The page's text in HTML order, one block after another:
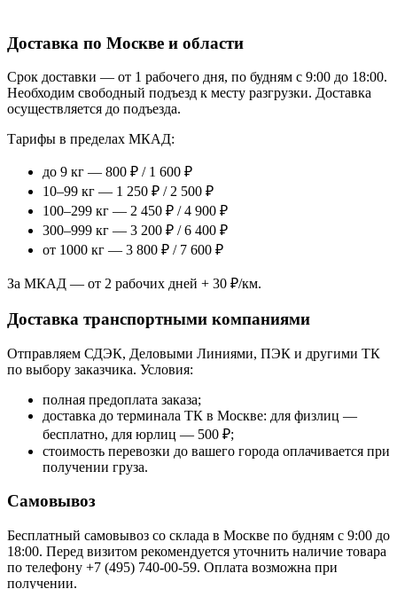
Доставка по Москве и области
Срок доставки — от 1 рабочего дня, по будням с 9:00 до 18:00.
Необходим свободный подъезд к месту разгрузки. Доставка
осуществляется до подъезда.
Тарифы в пределах МКАД:
до 9 кг — 800 ₽ / 1 600 ₽
10–99 кг — 1 250 ₽ / 2 500 ₽
100–299 кг — 2 450 ₽ / 4 900 ₽
300–999 кг — 3 200 ₽ / 6 400 ₽
от 1000 кг — 3 800 ₽ / 7 600 ₽
За МКАД — от 2 рабочих дней + 30 ₽/км.
Доставка транспортными компаниями
Отправляем СДЭК, Деловыми Линиями, ПЭК и другими ТК
по выбору заказчика. Условия:
полная предоплата заказа;
доставка до терминала ТК в Москве: для физлиц —
бесплатно, для юрлиц — 500 ₽;
стоимость перевозки до вашего города оплачивается при
получении груза.
Самовывоз
Бесплатный самовывоз со склада в Москве по будням с 9:00 до
18:00. Перед визитом рекомендуется уточнить наличие товара
по телефону +7 (495) 740-00-59. Оплата возможна при
получении.